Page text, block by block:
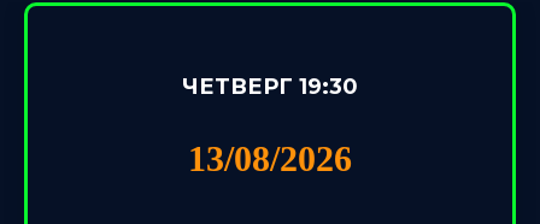
ЧЕТВЕРГ 19:30
13/08/2026